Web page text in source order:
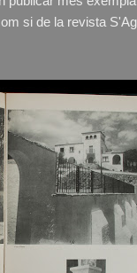
si de la revista